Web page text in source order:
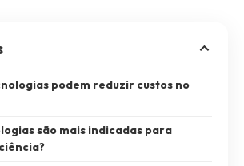
podem reduzir custos no
são mais indicadas para